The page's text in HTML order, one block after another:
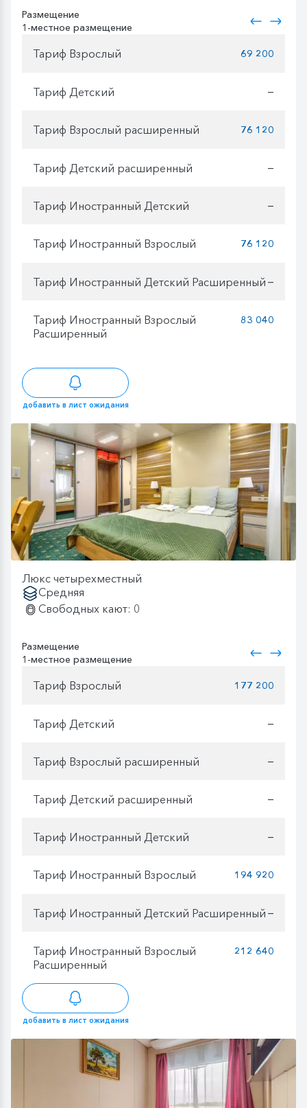
Размещение
1-местное размещение
Тариф Взрослый 69 200
Тариф Детский —
Тариф Взрослый расширенный 76 120
Тариф Детский расширенный —
Тариф Иностранный Детский —
Тариф Иностранный Взрослый 76 120
Тариф Иностранный Детский Расширенный —
Тариф Иностранный Взрослый
Расширенный
83 040
добавить в лист ожидания
Люкс четырехместный
Средняя
Свободных кают: 0
Размещение
1-местное размещение
Тариф Взрослый 177 200
Тариф Детский —
Тариф Взрослый расширенный —
Тариф Детский расширенный —
Тариф Иностранный Детский —
Тариф Иностранный Взрослый 194 920
Тариф Иностранный Детский Расширенный —
Тариф Иностранный Взрослый
Расширенный
212 640
добавить в лист ожидания